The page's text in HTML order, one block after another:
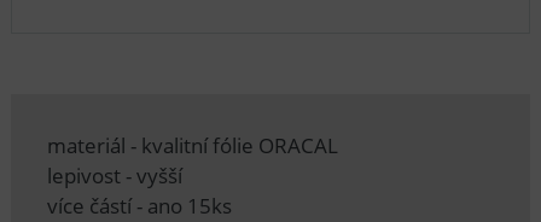
materiál - kvalitní fólie ORACAL
lepivost - vyšší
více částí - ano 15ks